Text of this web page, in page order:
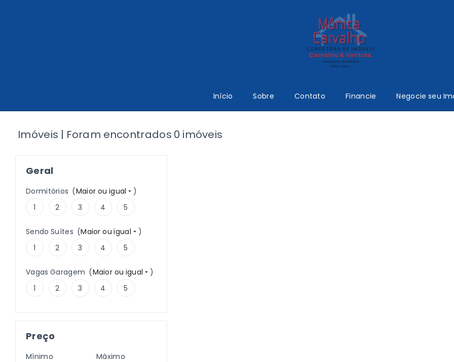
Início Sobre Contato Financie Negocie seu
Imóveis | Foram encontrados 0 imóveis
Geral
Dormitórios (Maior ou igual
)
1
2 3 4 5
Sendo Suítes (Maior ou igual
)
1
2 3 4 5
Vagas Garagem (Maior ou igual
)
1
2 3 4 5
Preço
Mínimo Máximo